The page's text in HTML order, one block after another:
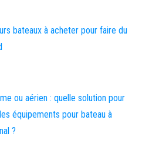
bateaux à acheter pour faire du
ou aérien : quelle solution pour
équipements pour bateau à
?